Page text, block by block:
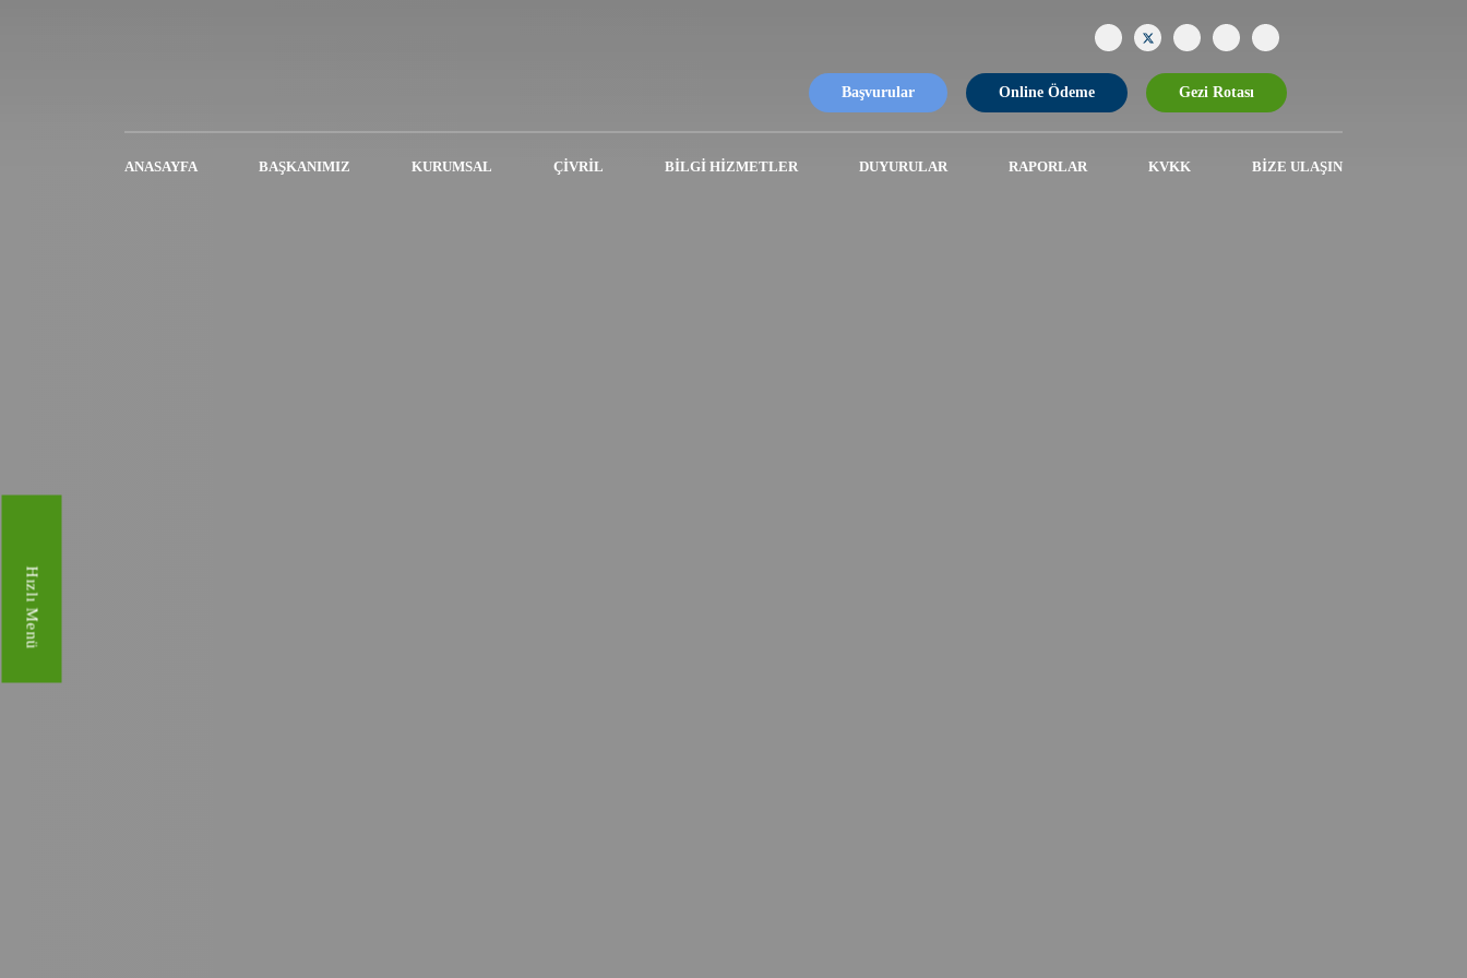
Hızlı Menü
Başvurular Online Ödeme Gezi Rotası
ANASAYFA BAŞKANIMIZ KURUMSAL ÇIVRIL BILGI HIZMETLER DUYURULAR RAPORLAR KVKK BIZE ULAŞIN